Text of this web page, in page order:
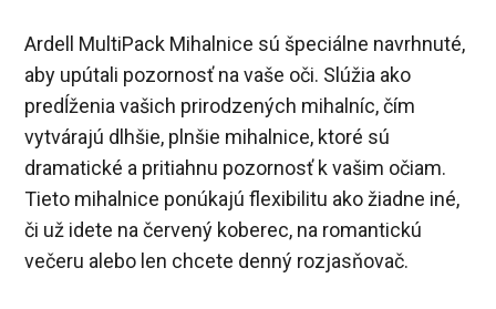
Ardell MultiPack Mihalnice sú špeciálne navrhnuté,
aby upútali pozornosť na vaše oči. Slúžia ako
predĺženia vašich prirodzených mihalníc, čím
vytvárajú dlhšie, plnšie mihalnice, ktoré sú
dramatické a pritiahnu pozornosť k vašim očiam.
Tieto mihalnice ponúkajú flexibilitu ako žiadne iné,
či už idete na červený koberec, na romantickú
večeru alebo len chcete denný rozjasňovač.